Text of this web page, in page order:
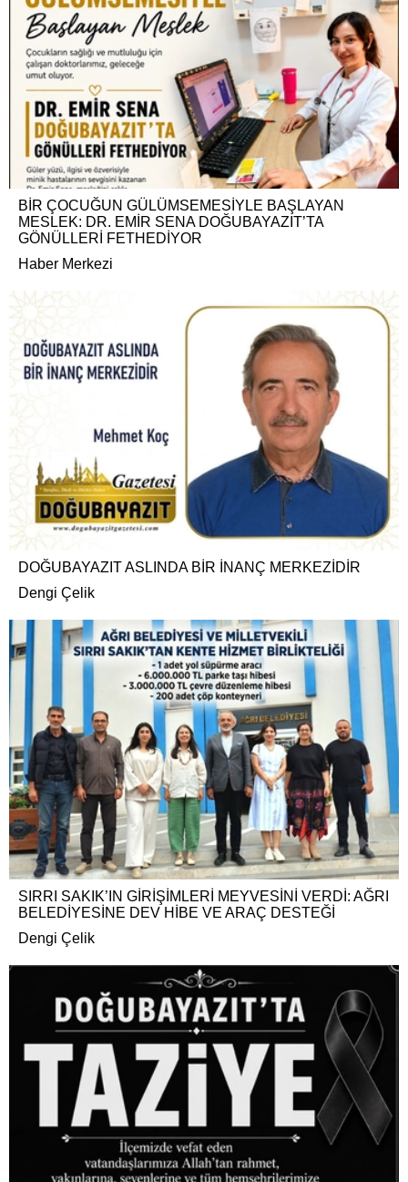
BİR ÇOCUĞUN GÜLÜMSEMESİYLE BAŞLAYAN
MESLEK: DR. EMİR SENA DOĞUBAYAZIT’TA
GÖNÜLLERİ FETHEDİYOR
Haber Merkezi
DOĞUBAYAZIT ASLINDA BİR İNANÇ MERKEZİDİR
Dengi Çelik
SIRRI SAKIK’IN GİRİŞİMLERİ MEYVESİNİ VERDİ: AĞRI
BELEDİYESİNE DEV HİBE VE ARAÇ DESTEĞİ
Dengi Çelik